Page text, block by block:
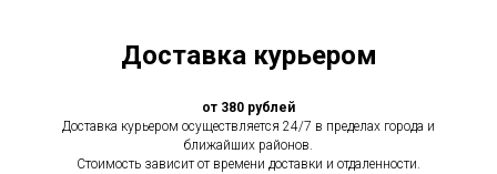
Доставка курьером
от 380 рублей
Доставка курьером осуществляется 24/7 в пределах города и
ближайших районов.
Стоимость зависит от времени доставки и отдаленности.